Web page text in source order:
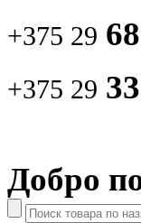
+375 29
+375 29
Добро